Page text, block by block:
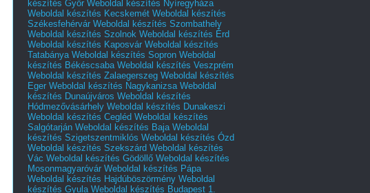
készítés Győr Weboldal készítés Nyíregyháza
Weboldal készítés Kecskemét Weboldal készítés
Székesfehérvár Weboldal készítés Szombathely
Weboldal készítés Szolnok Weboldal készítés Érd
Weboldal készítés Kaposvár Weboldal készítés
Tatabánya Weboldal készítés Sopron Weboldal
készítés Békéscsaba Weboldal készítés Veszprém
Weboldal készítés Zalaegerszeg Weboldal készítés
Eger Weboldal készítés Nagykanizsa Weboldal
készítés Dunaújváros Weboldal készítés
Hódmezővásárhely Weboldal készítés Dunakeszi
Weboldal készítés Cegléd Weboldal készítés
Salgótarján Weboldal készítés Baja Weboldal
készítés Szigetszentmiklós Weboldal készítés Ózd
Weboldal készítés Szekszárd Weboldal készítés
Vác Weboldal készítés Gödöllő Weboldal készítés
Mosonmagyaróvár Weboldal készítés Pápa
Weboldal készítés Hajdúböszörmény Weboldal
készítés Gyula Weboldal készítés Budapest 1.